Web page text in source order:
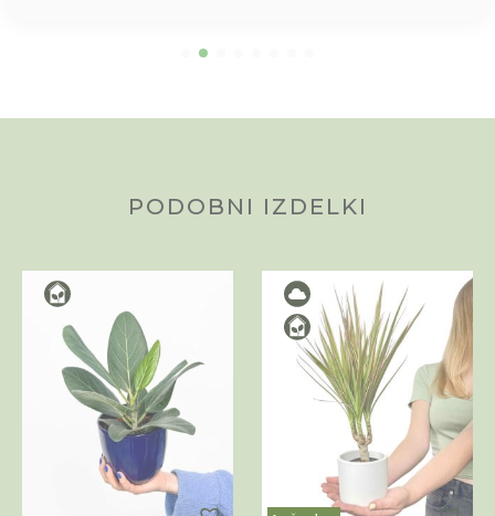
PODOBNI IZDELKI